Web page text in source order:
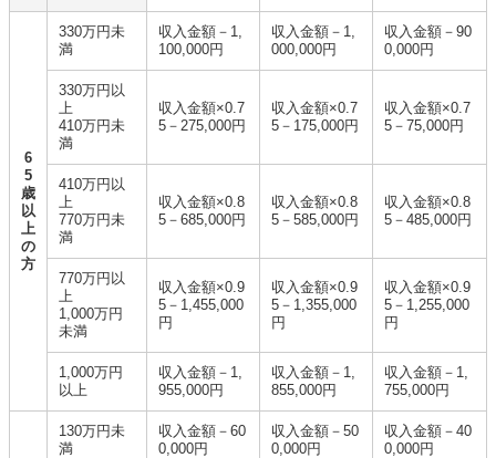
6
5
歳
以
上
の
方
330万円未
満
収入金額－1,
100,000円
収入金額－1,
000,000円
収入金額－90
0,000円
330万円以
上
410万円未
満
収入金額×0.7
5－275,000円
収入金額×0.7
5－175,000円
収入金額×0.7
5－75,000円
410万円以
上
770万円未
満
収入金額×0.8
5－685,000円
収入金額×0.8
5－585,000円
収入金額×0.8
5－485,000円
770万円以
上
1,000万円
未満
収入金額×0.9
5－1,455,000
円
収入金額×0.9
5－1,355,000
円
収入金額×0.9
5－1,255,000
円
1,000万円
以上
収入金額－1,
955,000円
収入金額－1,
855,000円
収入金額－1,
755,000円
130万円未
満
収入金額－60
0,000円
収入金額－50
0,000円
収入金額－40
0,000円